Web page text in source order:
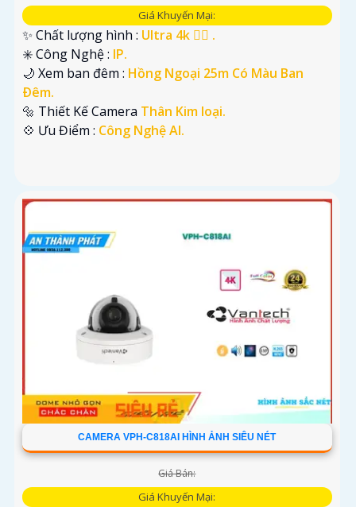
Giá Khuyến Mại:
✨ Chất lượng hình : Ultra 4k 👍🏾 .
✳️ Công Nghệ : IP.
🌙 Xem ban đêm : Hồng Ngoại 25m Có Màu Ban
Ðêm.
🔩 Thiết Kế Camera Thân Kim loại.
️💠 Ưu Điểm : Công Nghệ AI.
CAMERA VPH-C818AI HÌNH ẢNH SIÊU NÉT
Giá Bán:
Giá Khuyến Mại: